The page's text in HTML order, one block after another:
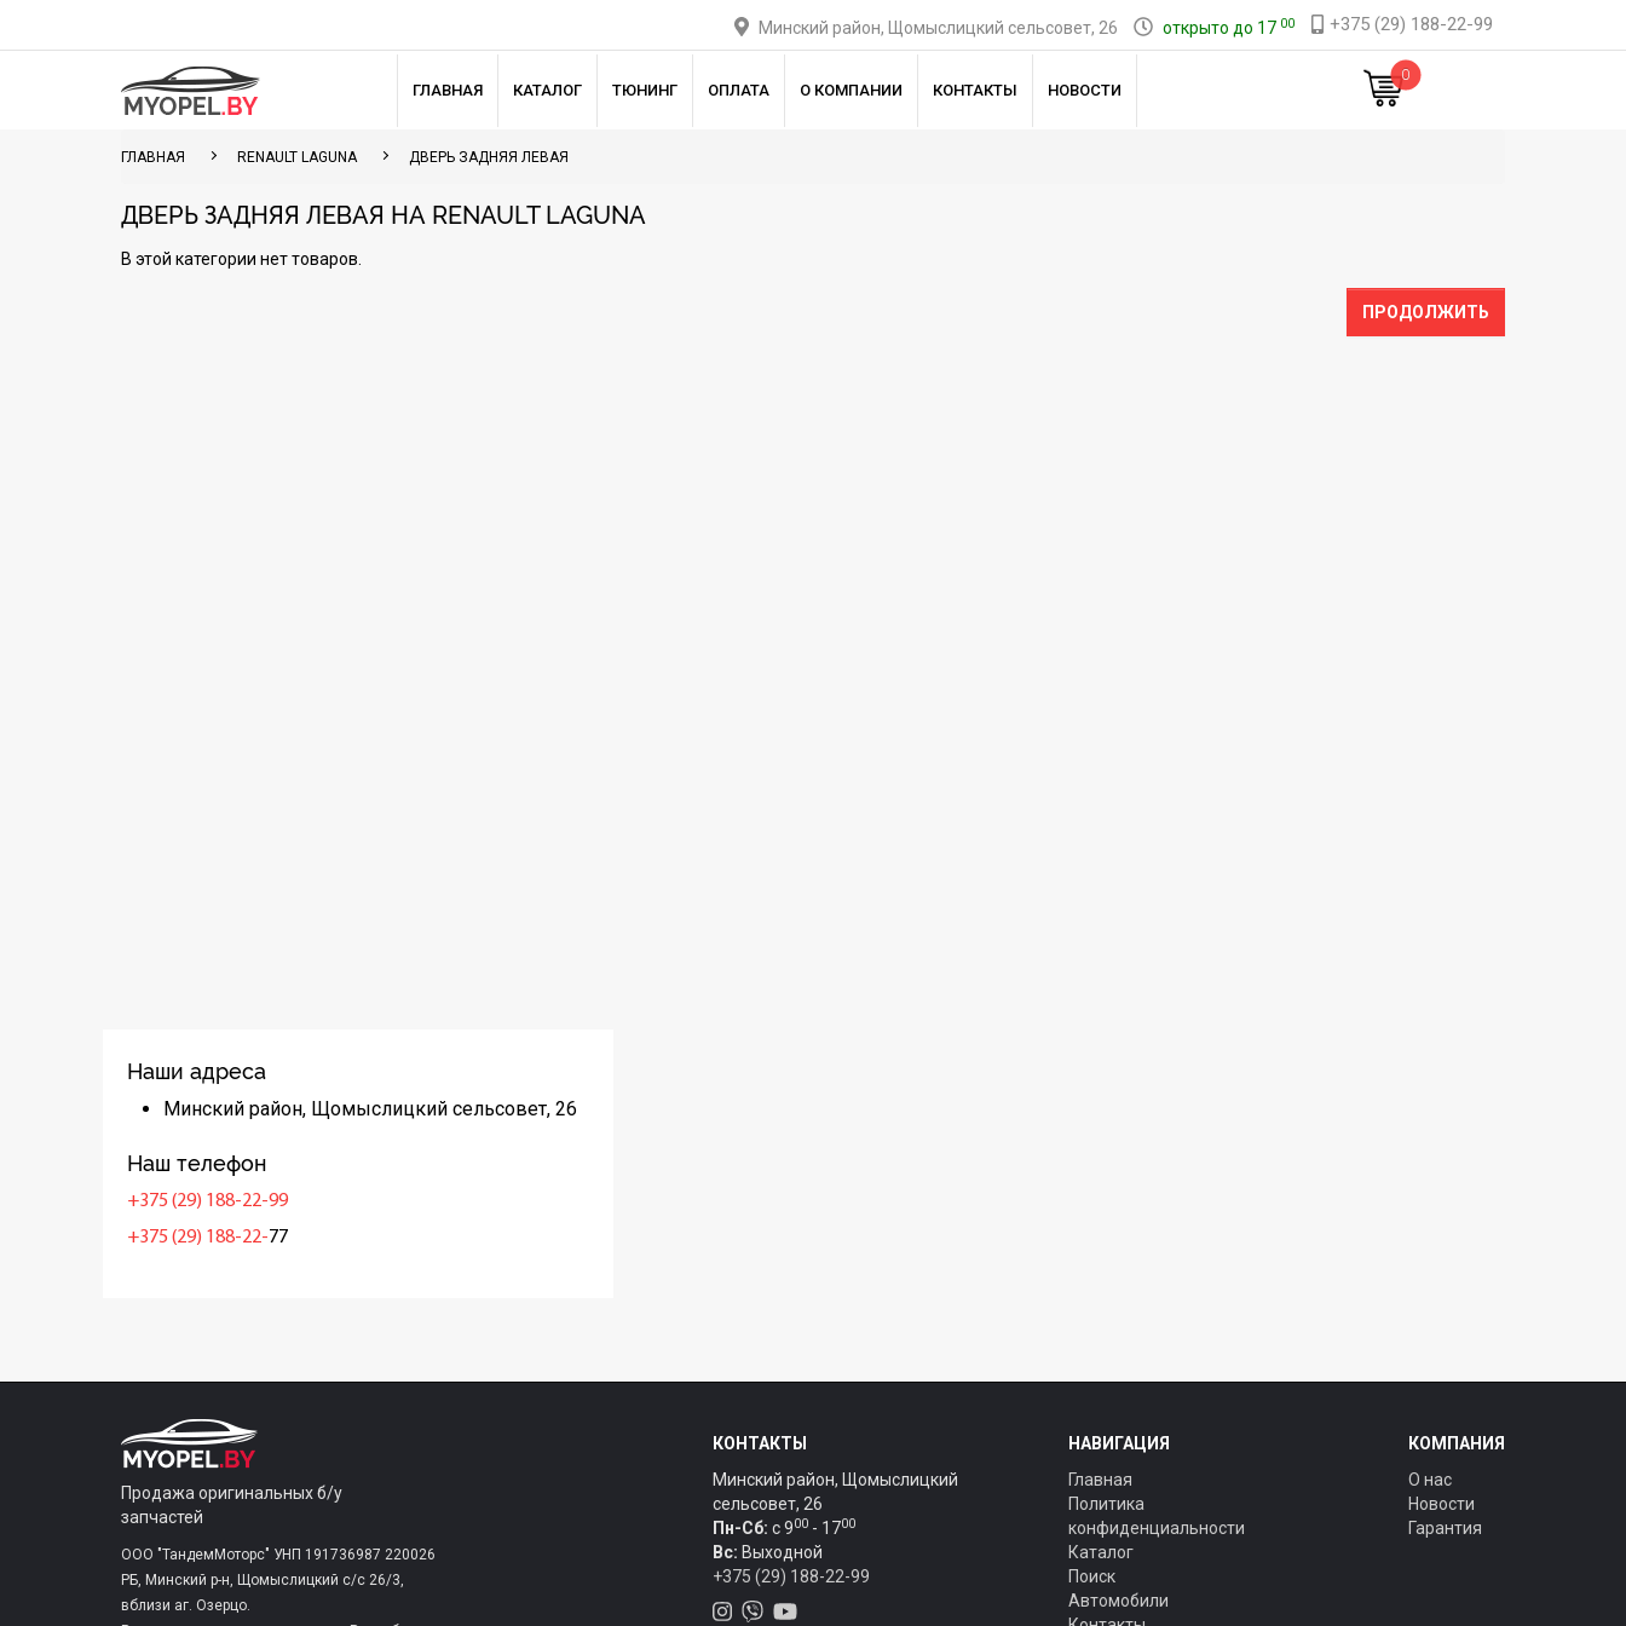
Минский район, Щомыслицкий сельсовет, 26 открыто до 17 00 +375 (29) 188-22-99
ГЛАВНАЯ КАТАЛОГ ТЮНИНГ ОПЛАТА О КОМПАНИИ КОНТАКТЫ НОВОСТИ
0
ГЛАВНАЯ RENAULT LAGUNA ДВЕРЬ ЗАДНЯЯ ЛЕВАЯ
ДВЕРЬ ЗАДНЯЯ ЛЕВАЯ НА RENAULT LAGUNA
В этой категории нет товаров.
ПРОДОЛЖИТЬ
Наши адреса
Минский район, Щомыслицкий сельсовет, 26
Наш телефон
+375 (29) 188-22-99
+375 (29) 188-22-77
Продажа оригинальных б/у
запчастей
ООО "ТандемМоторс" УНП 191736987 220026
РБ, Минский р-н, Щомыслицкий с/c 26/3,
вблизи аг. Озерцо.
КОНТАКТЫ
Минский район, Щомыслицкий
сельсовет, 26
Пн-Сб: c 900 - 1700
Вс: Выходной
+375 (29) 188-22-99
НАВИГАЦИЯ
Главная
Политика
конфиденциальности
Каталог
Поиск
Автомобили
КОМПАНИЯ
О нас
Новости
Гарантия